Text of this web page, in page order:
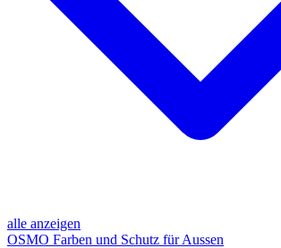
alle anzeigen
OSMO Farben und Schutz für Aussen